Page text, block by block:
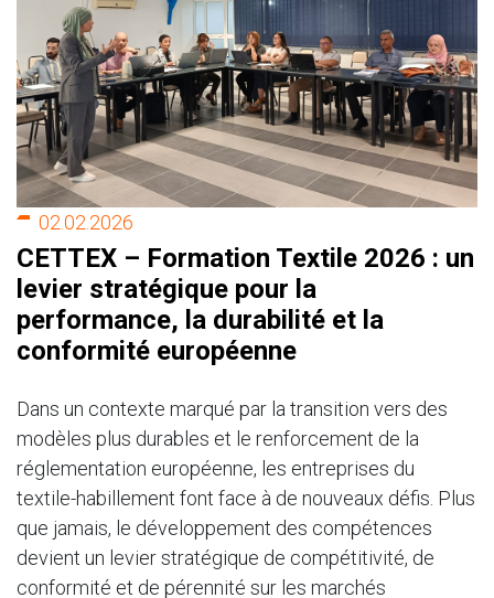
02.02.2026
CETTEX – Formation Textile 2026 : un
levier stratégique pour la
performance, la durabilité et la
conformité européenne
Dans un contexte marqué par la transition vers des
modèles plus durables et le renforcement de la
réglementation européenne, les entreprises du
textile-habillement font face à de nouveaux défis. Plus
que jamais, le développement des compétences
devient un levier stratégique de compétitivité, de
conformité et de pérennité sur les marchés